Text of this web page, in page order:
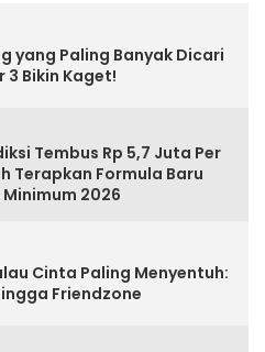
yang Paling Banyak Dicari
3 Bikin Kaget!
Tembus Rp 5,7 Juta Per
Terapkan Formula Baru
2026
Cinta Paling Menyentuh:
Friendzone